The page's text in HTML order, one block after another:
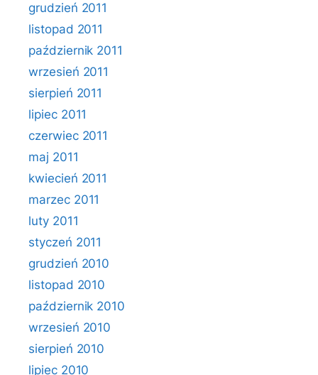
grudzień 2011
listopad 2011
październik 2011
wrzesień 2011
sierpień 2011
lipiec 2011
czerwiec 2011
maj 2011
kwiecień 2011
marzec 2011
luty 2011
styczeń 2011
grudzień 2010
listopad 2010
październik 2010
wrzesień 2010
sierpień 2010
lipiec 2010